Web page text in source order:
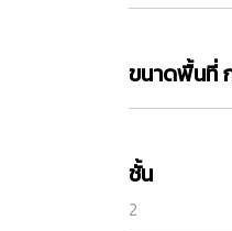
ขนาดพื้นที่
ชั้น
2